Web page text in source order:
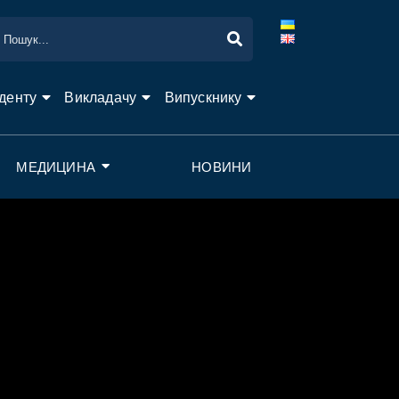
Викладачу Випускнику
МЕДИЦИНА НОВИНИ